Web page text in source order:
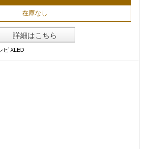
在庫なし
詳細はこちら
ビ XLED